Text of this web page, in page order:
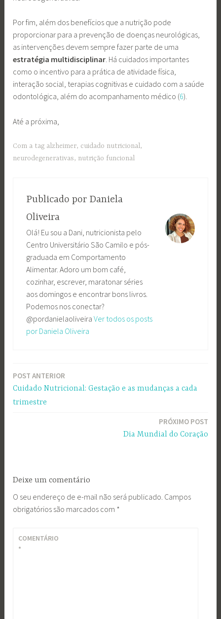
Por fim, além dos benefícios que a nutrição pode
proporcionar para a prevenção de doenças neurológicas,
as intervenções devem sempre fazer parte de uma
estratégia multidisciplinar. Há cuidados importantes
como o incentivo para a prática de atividade física,
interação social, terapias cognitivas e cuidado com a saúde
odontológica, além do acompanhamento médico (6).
Até a próxima,
Com a tag alzheimer, cuidado nutricional,
neurodegenerativas, nutrição funcional
Publicado por Daniela
Oliveira
Olá! Eu sou a Dani, nutricionista pelo
Centro Universitário São Camilo e pós-
graduada em Comportamento
Alimentar. Adoro um bom café,
cozinhar, escrever, maratonar séries
aos domingos e encontrar bons livros.
Podemos nos conectar?
@pordanielaoliveira Ver todos os posts
por Daniela Oliveira
Navegação
POST ANTERIOR
Cuidado Nutricional: Gestação e as mudanças a cada
trimestre
PRÓXIMO POST
Dia Mundial do Coração
Deixe um comentário
O seu endereço de e-mail não será publicado. Campos
obrigatórios são marcados com *
COMENTÁRIO
*